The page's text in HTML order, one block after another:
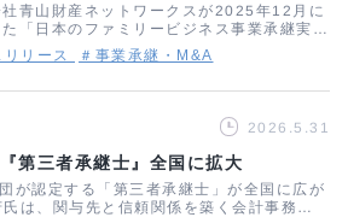
社青山財産ネットワークスが2025年12月に
「日本のファミリービジネス事業承継実態
（20歳以上、従業員10名以上の企業の経営
族内承継を検討している369名対象）か
リース ＃事業承継・M&A
2026.5.31
第三者承継士』全国に拡大
が認定する「第三者承継士」が全国に広が
は、関与先と信頼関係を築く会計事務所